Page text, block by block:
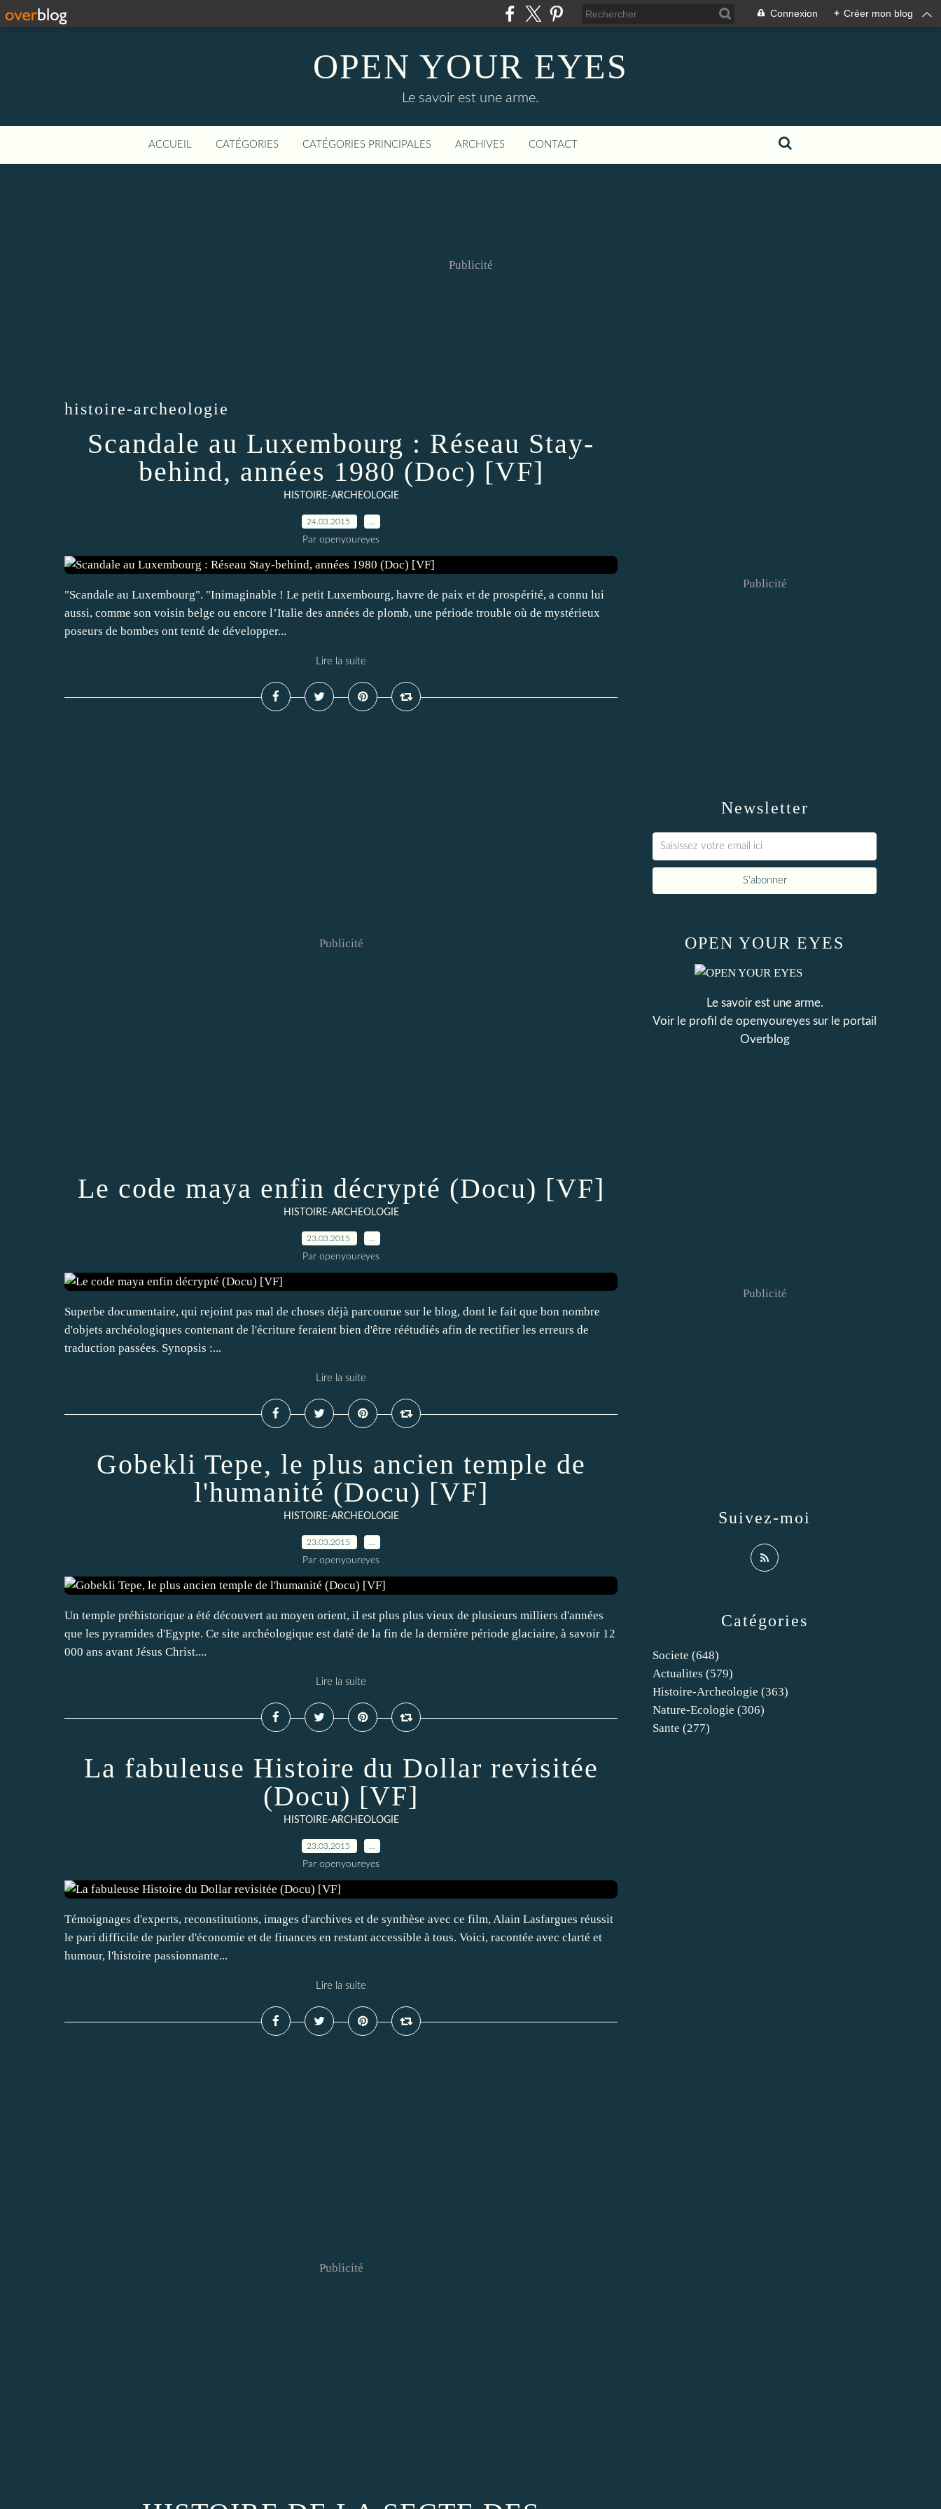
Connexion + Créer mon blog
OPEN YOUR EYES
Le savoir est une arme.
ACCUEIL CATÉGORIES CATÉGORIES PRINCIPALES ARCHIVES CONTACT
Publicité
histoire-archeologie
Scandale au Luxembourg : Réseau Stay-
behind, années 1980 (Doc) [VF]
HISTOIRE-ARCHEOLOGIE
24.03.2015
Par openyoureyes
"Scandale au Luxembourg". "Inimaginable ! Le petit Luxembourg, havre de paix et de prospérité, a connu lui
aussi, comme son voisin belge ou encore l’Italie des années de plomb, une période trouble où de mystérieux
poseurs de bombes ont tenté de développer...
Lire la suite
Publicité
Le code maya enfin décrypté (Docu) [VF]
HISTOIRE-ARCHEOLOGIE
23.03.2015
Par openyoureyes
Superbe documentaire, qui rejoint pas mal de choses déjà parcourue sur le blog, dont le fait que bon nombre
d'objets archéologiques contenant de l'écriture feraient bien d'être réétudiés afin de rectifier les erreurs de
traduction passées. Synopsis :...
Lire la suite
Gobekli Tepe, le plus ancien temple de
l'humanité (Docu) [VF]
HISTOIRE-ARCHEOLOGIE
23.03.2015
Par openyoureyes
Un temple préhistorique a été découvert au moyen orient, il est plus plus vieux de plusieurs milliers d'années
que les pyramides d'Egypte. Ce site archéologique est daté de la fin de la dernière période glaciaire, à savoir 12
000 ans avant Jésus Christ....
Lire la suite
La fabuleuse Histoire du Dollar revisitée
(Docu) [VF]
HISTOIRE-ARCHEOLOGIE
23.03.2015
Par openyoureyes
Témoignages d'experts, reconstitutions, images d'archives et de synthèse avec ce film, Alain Lasfargues réussit
le pari difficile de parler d'économie et de finances en restant accessible à tous. Voici, racontée avec clarté et
humour, l'histoire passionnante...
Lire la suite
Publicité
Newsletter
Publicité
Catégories
Societe (648)
Actualites (579)
Histoire-Archeologie (363)
Nature-Ecologie (306)
Sante (277)
OPEN YOUR EYES
Le savoir est une arme.
Voir le profil de openyoureyes sur le portail
Overblog
Suivez-moi
Publicité